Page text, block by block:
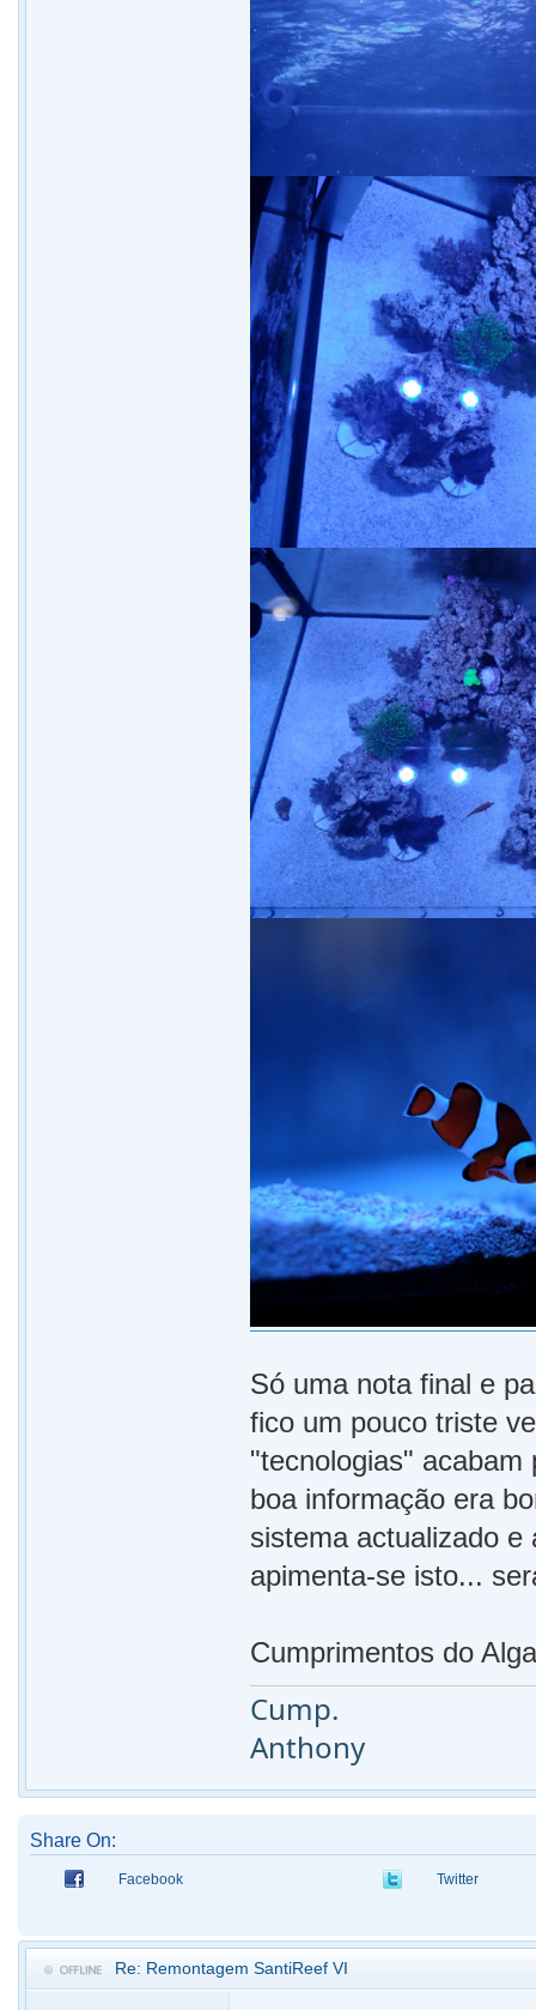
Só uma nota final e
fico um pouco triste
"tecnologias"
boa informação era
sistema actualizado
apimenta-se isto...
Cumprimentos do
Cump.
Anthony
Share On:
Facebook Twitter
Re: Remontagem SantiReef VI